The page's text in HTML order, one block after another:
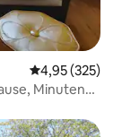
4,95 (325)
Minuten